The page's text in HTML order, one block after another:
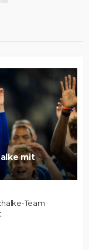
mit
Team